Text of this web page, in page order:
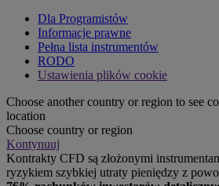
Dla Programistów
Informacje prawne
Pełna lista instrumentów
RODO
Ustawienia plików cookie
Choose another country or region to see
location
Choose country or region
Kontynuuj
Kontrakty CFD są złożonymi
ryzykiem szybkiej utraty pieniędzy z